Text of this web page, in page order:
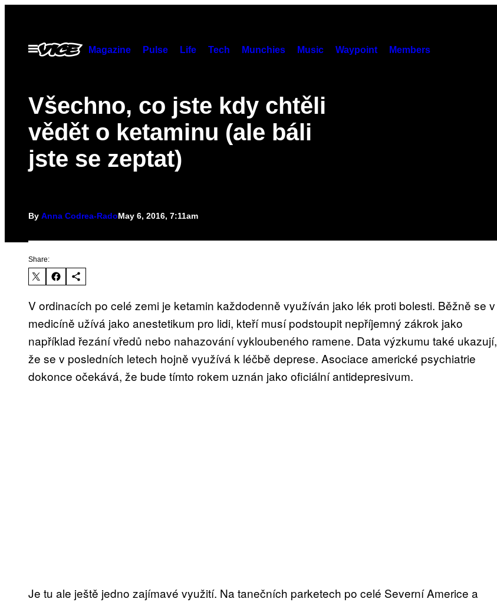
contentOpen
Menu
Magazine Pulse Life Tech Munchies Music Waypoint Members
Všechno, co jste kdy chtěli
vědět o ketaminu (ale báli
jste se zeptat)
By Anna Codrea-RadoMay 6, 2016, 7:11am
Share:
V ordinacích po celé zemi je ketamin každodenně využíván jako lék proti bolesti. Běžně se v
medicíně užívá jako anestetikum pro lidi, kteří musí podstoupit nepříjemný zákrok jako
například řezání vředů nebo nahazování vykloubeného ramene. Data výzkumu také ukazují,
že se v posledních letech hojně využívá k léčbě deprese. Asociace americké psychiatrie
dokonce očekává, že bude tímto rokem uznán jako oficiální antidepresivum.
Je tu ale ještě jedno zajímavé využití. Na tanečních parketech po celé Severní Americe a